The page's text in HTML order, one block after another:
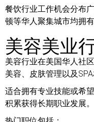
餐饮行业工作机会分布
顿等华人聚集城市均拥
美容美业
美容行业在美国华人社
美容、皮肤管理以及
适合拥有专业技能或希
积累获得长期职业发展。